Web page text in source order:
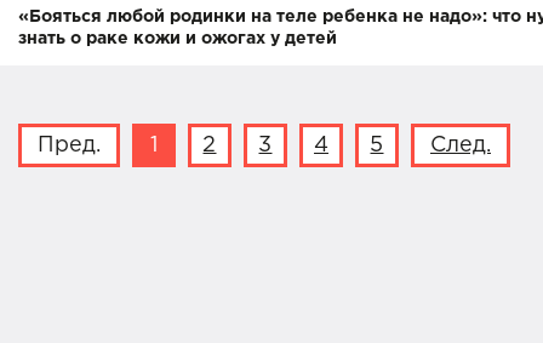
«Бояться любой родинки на теле ребенка не надо»: что
знать о раке кожи и ожогах у детей
Пред. 2 3 4 5 След.